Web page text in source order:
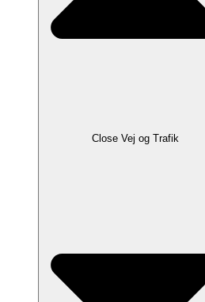
Close Vej og Trafik